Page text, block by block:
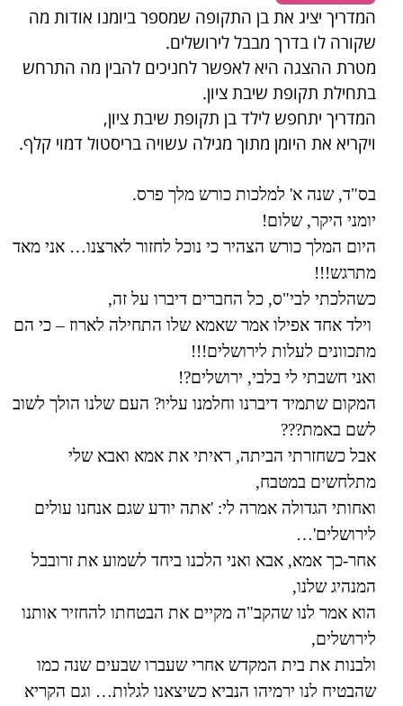
המדריך יציג את בן התקופה שמספר ביומנו אודות מה
שקורה לו בדרך מבבל לירושלים.
מטרת ההצגה היא לאפשר לחניכים להבין מה התרחש
בתחילת תקופת שיבת ציון.
המדריך יתחפש לילד בן תקופת שיבת ציון,
ויקריא את היומן מתוך מגילה עשויה בריסטול דמוי קלף.
בס"ד, שנה א' למלכות כורש מלך פרס.
יומני היקר, שלום!
היום המלך כורש הצהיר כי נוכל לחזור לארצנו… אני מאד
מתרגש!!!
כשהלכתי לבי"ס, כל החברים דיברו על זה,
וילד אחד אפילו אמר שאמא שלו התחילה לארוז – כי הם
מתכוונים לעלות לירושלים!!!
ואני חשבתי לי בלבי, ירושלים?!
המקום שתמיד דיברנו וחלמנו עליו? העם שלנו הולך לשוב
לשם באמת???
אבל כשחזרתי הביתה, ראיתי את אמא ואבא שלי
מתלחשים במטבח,
ואחותי הגדולה אמרה לי: 'אתה יודע שגם אנחנו עולים
לירושלים'…
אחר-כך אמא, אבא ואני הלכנו ביחד לשמוע את זרובבל
המנהיג שלנו,
הוא אמר לנו שהקב"ה מקיים את הבטחתו להחזיר אותנו
לירושלים,
ולבנות את בית המקדש אחרי שעברו שבעים שנה כמו
שהבטיח לנו ירמיהו הנביא כשיצאנו לגלות… וגם הקריא